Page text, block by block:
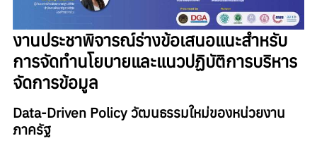
งานประชาพิจารณ์ร่างข้อเสนอแนะสำหรับ
การจัดทำนโยบายและแนวปฏิบัติการบริหาร
จัดการข้อมูล
Data-Driven Policy วัฒนธรรมใหม่ของหน่วยงาน
ภาครัฐ